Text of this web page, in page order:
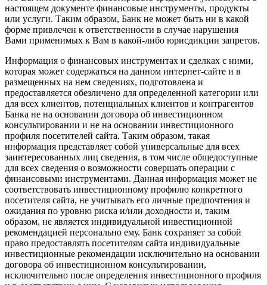
настоящем документе финансовые инструменты, продукты
или услуги. Таким образом, Банк не может быть ни в какой
форме привлечен к ответственности в случае нарушения
Вами применимых к Вам в какой-либо юрисдикции запретов.
Информация о финансовых инструментах и сделках с ними,
которая может содержаться на данном интернет-сайте и в
размещенных на нем сведениях, подготовлена и
предоставляется обезличено для определенной категории или
для всех клиентов, потенциальных клиентов и контрагентов
Банка не на основании договора об инвестиционном
консультировании и не на основании инвестиционного
профиля посетителей сайта. Таким образом, такая
информация представляет собой универсальные для всех
заинтересованных лиц сведения, в том числе общедоступные
для всех сведения о возможности совершать операции с
финансовыми инструментами. Данная информация может не
соответствовать инвестиционному профилю конкретного
посетителя сайта, не учитывать его личные предпочтения и
ожидания по уровню риска и/или доходности и, таким
образом, не является индивидуальной инвестиционной
рекомендацией персонально ему. Банк сохраняет за собой
право предоставлять посетителям сайта индивидуальные
инвестиционные рекомендации исключительно на основании
договора об инвестиционном консультировании,
исключительно после определения инвестиционного профиля